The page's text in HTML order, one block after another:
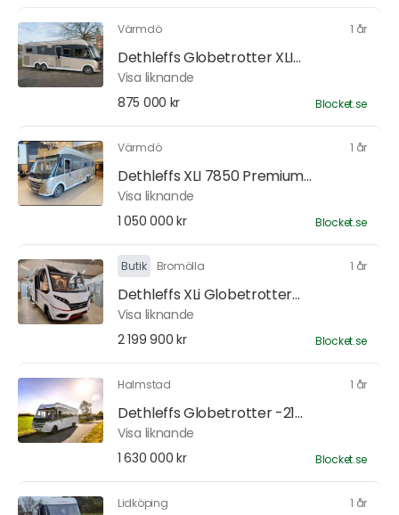
Värmdö 1 år
Dethleffs Globetrotter XLI...
Visa liknande
875 000 kr
Blocket.se
Värmdö 1 år
Dethleffs XLI 7850 Premium...
Visa liknande
1 050 000 kr
Blocket.se
Butik Bromölla 1 år
Dethleffs XLi Globetrotter...
Visa liknande
2 199 900 kr
Blocket.se
Halmstad 1 år
Dethleffs Globetrotter -21...
Visa liknande
1 630 000 kr
Blocket.se
Lidköping 1 år